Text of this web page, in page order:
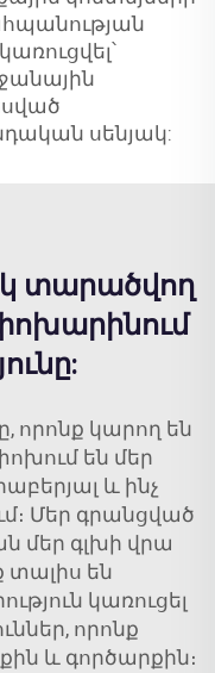
սենյակ:
տարածվող
որոնք կարող են
են մեր
և ինչ
Մեր գրանցված
մեր գլխի վրա
տալիս են
կառուցել
որոնք
և գործարքին։